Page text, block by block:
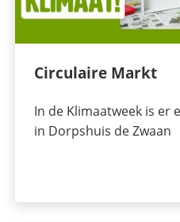
Circulaire Markt
In de Klimaatweek is er
in Dorpshuis de Zwaan